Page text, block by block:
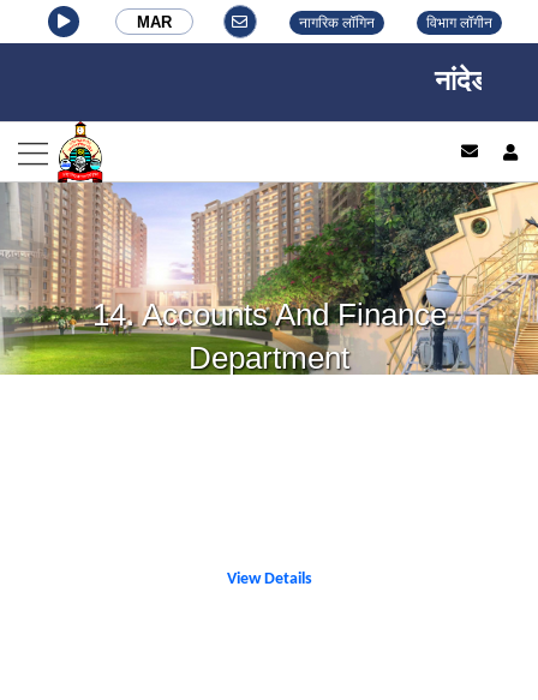
MAR नागरिक लॉगिन विभाग लॉगीन
नांदेड
14. Accounts And Finance
Department
View Details